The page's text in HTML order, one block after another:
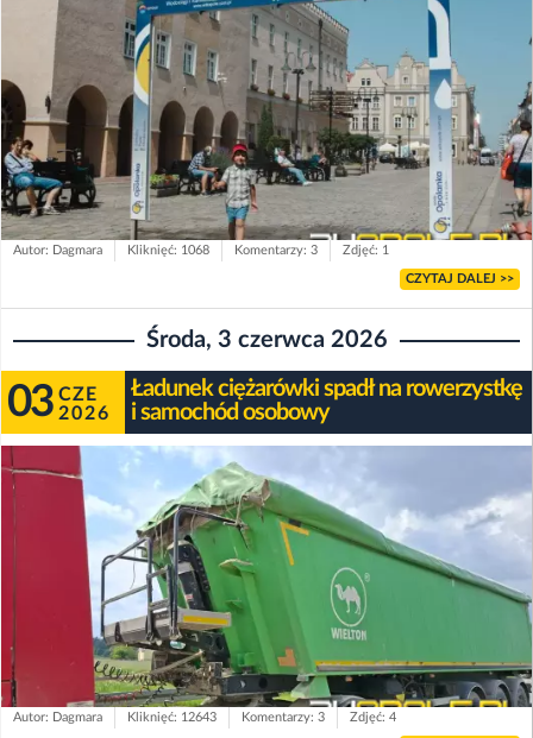
Autor: Dagmara Kliknięć: 1068 Komentarzy: 3 Zdjęć: 1
CZYTAJ DALEJ >>
Środa, 3 czerwca 2026
03 CZE
2026
Ładunek ciężarówki spadł na rowerzystkę
i samochód osobowy
Autor: Dagmara Kliknięć: 12643 Komentarzy: 3 Zdjęć: 4